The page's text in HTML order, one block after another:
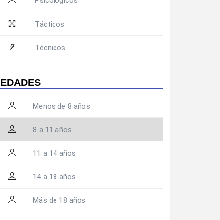
Tácticos
Técnicos
EDADES
Menos de 8 años
8 a 11 años
11 a 14 años
14 a 18 años
Más de 18 años